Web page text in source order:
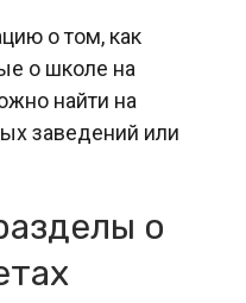
о том, как
о школе на
найти на
заведений или
о